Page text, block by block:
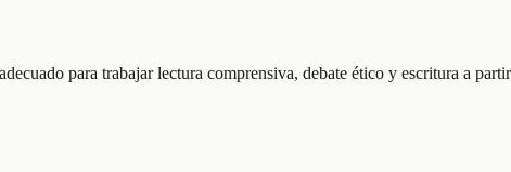
para trabajar lectura comprensiva, debate ético y escritura a